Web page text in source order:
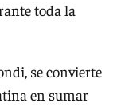
toda la
se convierte
en sumar